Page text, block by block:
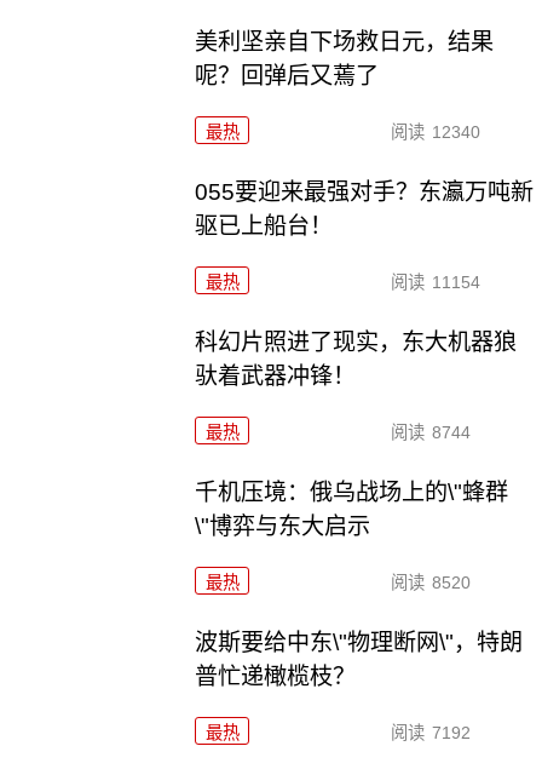
美利坚亲自下场救日元，结果
呢？回弹后又蔫了
最热 阅读 12340
055要迎来最强对手？东瀛万吨新
驱已上船台！
最热 阅读 11154
科幻片照进了现实，东大机器狼
驮着武器冲锋！
最热 阅读 8744
千机压境：俄乌战场上的\"蜂群
\"博弈与东大启示
最热 阅读 8520
波斯要给中东\"物理断网\"，特朗
普忙递橄榄枝？
最热 阅读 7192